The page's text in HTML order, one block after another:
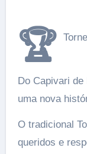
🏆
Do Capivari de
uma nova
O tradicional
queridos e